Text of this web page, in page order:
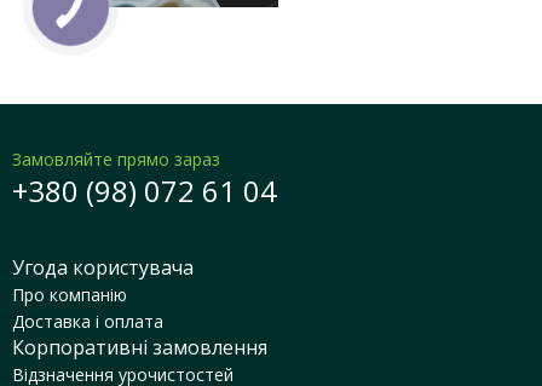
Угода користувача
Про компанію
Доставка і оплата
Корпоративні замовлення
Відзначення урочистостей
Замовляйте прямо зараз
+380 (98) 072 61 04